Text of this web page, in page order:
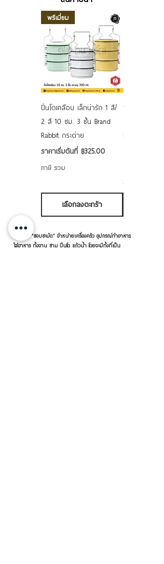
พรีเมี่ยม
ปิ่นโตเคลือบ เล็กน่ารัก 1 สี/
2 สี 10 ซม. 3 ชั้น Brand
Rabbit กระต่าย
ราคาเริ่มต้นที่ ฿325.00
ราคาขายลด
ภาษี รวม
เลือกลงตะกร้า
ชามเคลือบ
ภาษี รวม
แบรนด์ "ชอบชะมัด" จำหน่ายเครื่องครัว อุปกรณ์ทำอาหาร
ใส่อาหาร ทั้งจาน ชาม ปิ่นโต แก้วน้ำ โดยจะมีทั้งที่เป็น